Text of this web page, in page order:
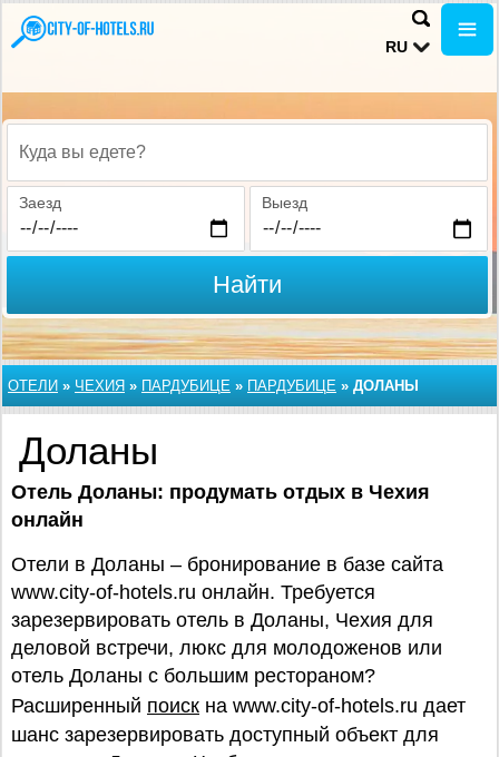
RU
Куда вы едете?
Заезд Выезд
Найти
ОТЕЛИ » ЧЕХИЯ » ПАРДУБИЦЕ » ПАРДУБИЦЕ » ДОЛАНЫ
Доланы
Отель Доланы: продумать отдых в Чехия
онлайн
Отели в Доланы – бронирование в базе сайта
www.city-of-hotels.ru онлайн. Требуется
зарезервировать отель в Доланы, Чехия для
деловой встречи, люкс для молодоженов или
отель Доланы с большим рестораном?
Расширенный поиск на www.city-of-hotels.ru дает
шанс зарезервировать доступный объект для